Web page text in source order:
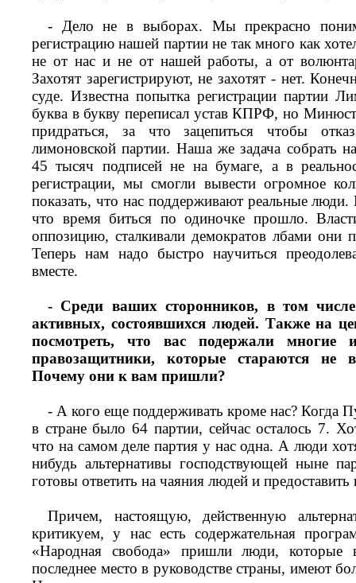
- Дело не в выборах. Мы прекрасно
регистрацию нашей партии не так много как
не от нас и не от нашей работы, а от
Захотят зарегистрируют, не захотят - нет.
суде. Известна попытка регистрации партии
буква в букву переписал устав КПРФ, но
придраться, за что зацепиться чтобы
лимоновской партии. Наша же задача собрать
45 тысяч подписей не на бумаге, а в
регистрации, мы смогли вывести огромное
показать, что нас поддерживают реальные
что время биться по одиночке прошло.
оппозицию, сталкивали демократов лбами они
Теперь нам надо быстро научиться
вместе.
- Среди ваших сторонников, в том
активных, состоявшихся людей. Также на
посмотреть, что вас подержали многие
правозащитники, которые стараются не
Почему они к вам пришли?
- А кого еще поддерживать кроме нас? Когда
в стране было 64 партии, сейчас осталось 7.
что на самом деле партия у нас одна. А люди
нибудь альтернативы господствующей ныне
готовы ответить на чаяния людей и предоставить
Причем, настоящую, действенную
критикуем, у нас есть содержательная
«Народная свобода» пришли люди, которые
последнее место в руководстве страны, имеют